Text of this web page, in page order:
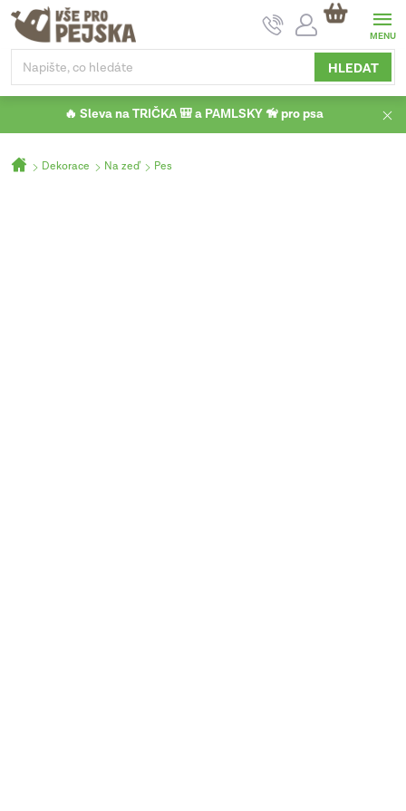
Přejít
obsah
HLEDAT
NÁKUPNÍ
KOŠÍK
🔥 Sleva na TRIČKA 🎒 a PAMLSKY 🦮 pro psa
DomůDekorace Na zeď Pes